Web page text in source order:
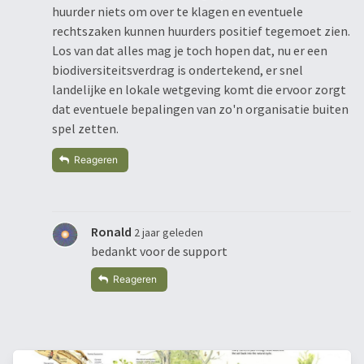
huurder niets om over te klagen en eventuele
rechtszaken kunnen huurders positief tegemoet zien.
Los van dat alles mag je toch hopen dat, nu er een
biodiversiteitsverdrag is ondertekend, er snel
landelijke en lokale wetgeving komt die ervoor zorgt
dat eventuele bepalingen van zo'n organisatie buiten
spel zetten.
Reageren
Ronald 2 jaar geleden
bedankt voor de support
Reageren